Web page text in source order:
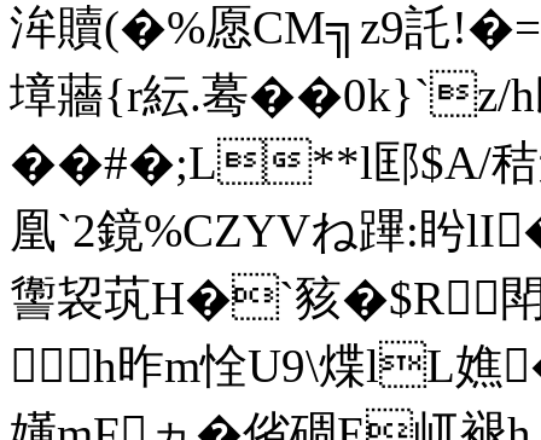
洠贖(� %愿CM╗z9託
墇蘠{r紜.蓦��0k}`z/
��#�;L**l邼$A/秸
凰`2鏡%CZYVね蹕
讏袃茿H�`豥 �$R閗
h昨m恮U9\煠lL嫶